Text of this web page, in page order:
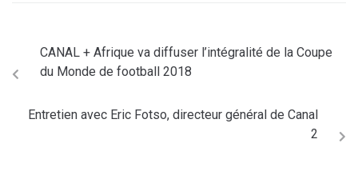
CANAL + Afrique va diffuser l’intégralité de la Coupe
du Monde de football 2018
Entretien avec Eric Fotso, directeur général de Canal
2